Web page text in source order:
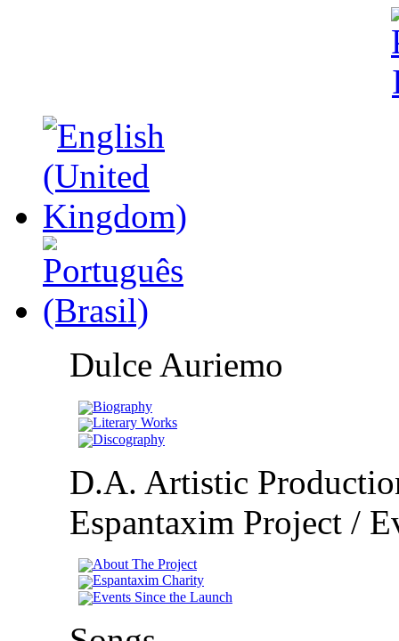
Dulce Auriemo
Biography
Literary Works
Discography
D.A. Artistic
Espantaxim Project /
About The Project
Espantaxim Charity
Events Since the Launch